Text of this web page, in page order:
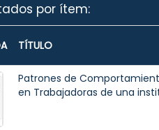
por ítem:
TÍTULO
Patrones de
en Trabajadoras de una